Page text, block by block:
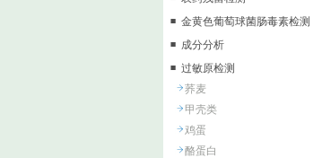
金黄色葡萄球菌肠毒素检测
成分分析
过敏原检测
荞麦
甲壳类
鸡蛋
酪蛋白